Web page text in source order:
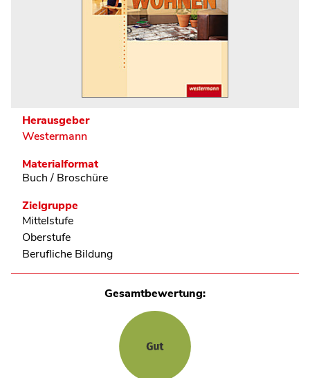
Herausgeber
Westermann
Materialformat
Buch / Broschüre
Zielgruppe
Mittelstufe
Oberstufe
Berufliche Bildung
Gesamtbewertung: